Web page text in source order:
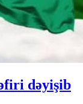
dəyişib